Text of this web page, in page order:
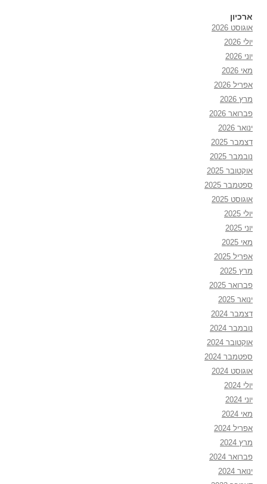
ארכיון
אוגוסט 2026
יולי 2026
יוני 2026
מאי 2026
אפריל 2026
מרץ 2026
פברואר 2026
ינואר 2026
דצמבר 2025
נובמבר 2025
אוקטובר 2025
ספטמבר 2025
אוגוסט 2025
יולי 2025
יוני 2025
מאי 2025
אפריל 2025
מרץ 2025
פברואר 2025
ינואר 2025
דצמבר 2024
נובמבר 2024
אוקטובר 2024
ספטמבר 2024
אוגוסט 2024
יולי 2024
יוני 2024
מאי 2024
אפריל 2024
מרץ 2024
פברואר 2024
ינואר 2024